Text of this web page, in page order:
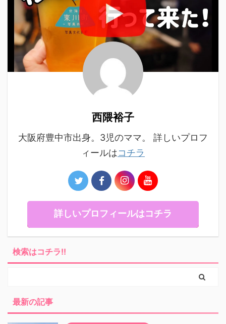
西隈裕子
大阪府豊中市出身。3児のママ。 詳しいプロフ
ィールはコチラ
詳しいプロフィールはコチラ
検索はコチラ!!
最新の記事